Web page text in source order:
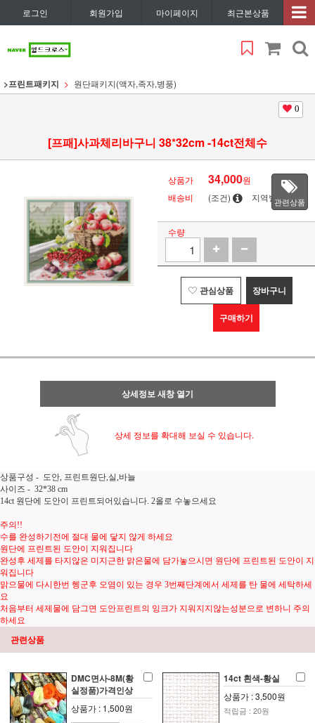
로그인 회원가입 마이페이지 최근본상품
>프린트패키지 원단패키지(액자,족자,병풍)
0
[프패]사과체리바구니 38*32cm -14ct전체수
상품가 34,000원
배송비
(조건) 지역별관련상품
수량
관심상품 장바구니
구매하기
상세정보 새창 열기
상세 정보를 확대해 보실 수 있습니다.
상품구성 - 도안, 프린트원단,실,바늘
사이즈 - 32*38 cm
14ct 원단에 도안이 프린트되어있습니다. 2올로 수놓으세요
주의!!
수를 완성하기전에 절대 물에 닿지 않게 하세요
원단에 프린트된 도안이 지워집니다
완성후 세제를 타지않은 미지근한 맑은물에 담가놓으시면 원단에 프린트된 도안이 지
워집니다
맑으물에 다시한번 헹군후 오염이 있는 경우 3번째단계에서 세제를 탄 물에 세탁하세
요
처음부터 세제물에 담그면 도안프린트의 잉크가 지워지지않는성분으로 변하니 주의
하세요
관련상품
DMC면사-8M(황
실정품)가격인상
상품가 : 1,500원
14ct 흰색-황실
상품가 : 3,500원
적립금 : 20원